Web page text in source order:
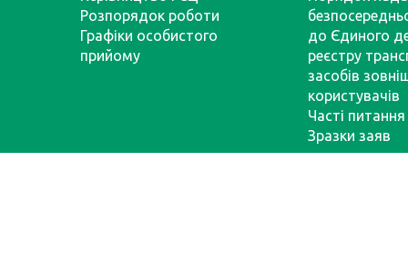
Розпорядок роботи
Графіки особистого
прийому
до Єдиного
реєстру
засобів
користувачів
Часті питання
Зразки заяв